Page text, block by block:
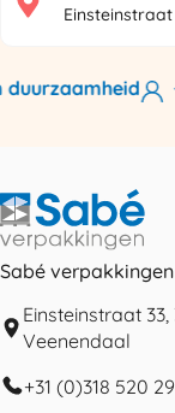
Sabé verpakkingen
Einsteinstraat
Veenendaal
+31 (0)318 520